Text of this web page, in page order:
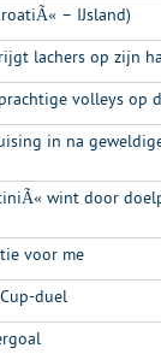
– IJsland)
lachers op zijn
volleys op
in na
wint door
voor me
duel